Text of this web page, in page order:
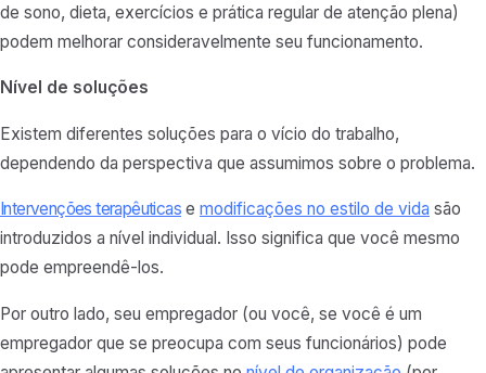
de sono, dieta, exercícios e prática regular de atenção plena)
podem melhorar consideravelmente seu funcionamento.
Nível de soluções
Existem diferentes soluções para o vício do trabalho,
dependendo da perspectiva que assumimos sobre o problema.
Intervenções terapêuticas e modificações no estilo de vida são
introduzidos a nível individual. Isso significa que você mesmo
pode empreendê-los.
Por outro lado, seu empregador (ou você, se você é um
empregador que se preocupa com seus funcionários) pode